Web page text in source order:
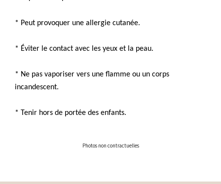
* Peut provoquer une allergie cutanée.
* Éviter le contact avec les yeux et la peau.
* Ne pas vaporiser vers une flamme ou un corps
incandescent.
* Tenir hors de portée des enfants.
Photos non contractuelles